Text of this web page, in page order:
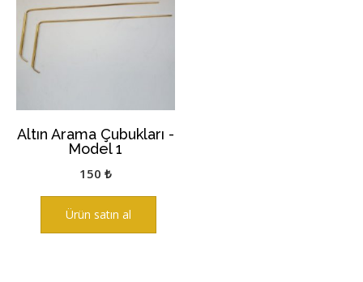
Altın Arama Çubukları -
Model 1
150 ₺
Ürün satın al